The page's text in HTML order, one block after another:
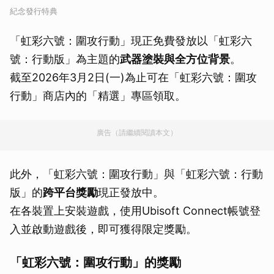
紀念發行特典
「虹彩六號：圍攻行動」現正免費發放以「虹彩六
號：行動版」為主題的武器塗裝與全方位背景。
截至2026年3月2日(一)為止可在「虹彩六號：圍攻
行動」商店內的「精選」專區領取。
廣告（請繼續閱讀本文）
此外，「虹彩六號：圍攻行動」與「虹彩六號：行動
版」的跨平台獎勵現正發放中。
在各裝置上安裝遊戲，使用Ubisoft Connect帳號登
入並啟動遊戲後，即可獲得限定獎勵。
「虹彩六號：圍攻行動」的獎勵